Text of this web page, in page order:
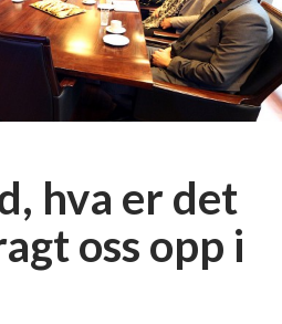
hva er det
oss opp i